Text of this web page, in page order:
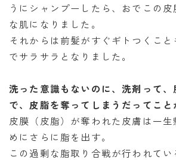
うにシャンプーしたら、おでこの皮
な肌になりました。
それからは前髪がすぐギトつくこと
でサラサラとなりました。
洗った意識もないのに、洗剤って
で、皮脂を奪ってしまうだってこと
皮膜（皮脂）が奪われた皮膚は一
めにさらに脂を出す。
この過剰な脂取り合戦が行われて